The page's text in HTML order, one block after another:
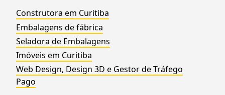
Construtora em Curitiba
Embalagens de fábrica
Seladora de Embalagens
Imóveis em Curitiba
Web Design, Design 3D e Gestor de Tráfego
Pago